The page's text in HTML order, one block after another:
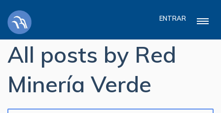
ENTRAR
All posts by Red
Minería Verde